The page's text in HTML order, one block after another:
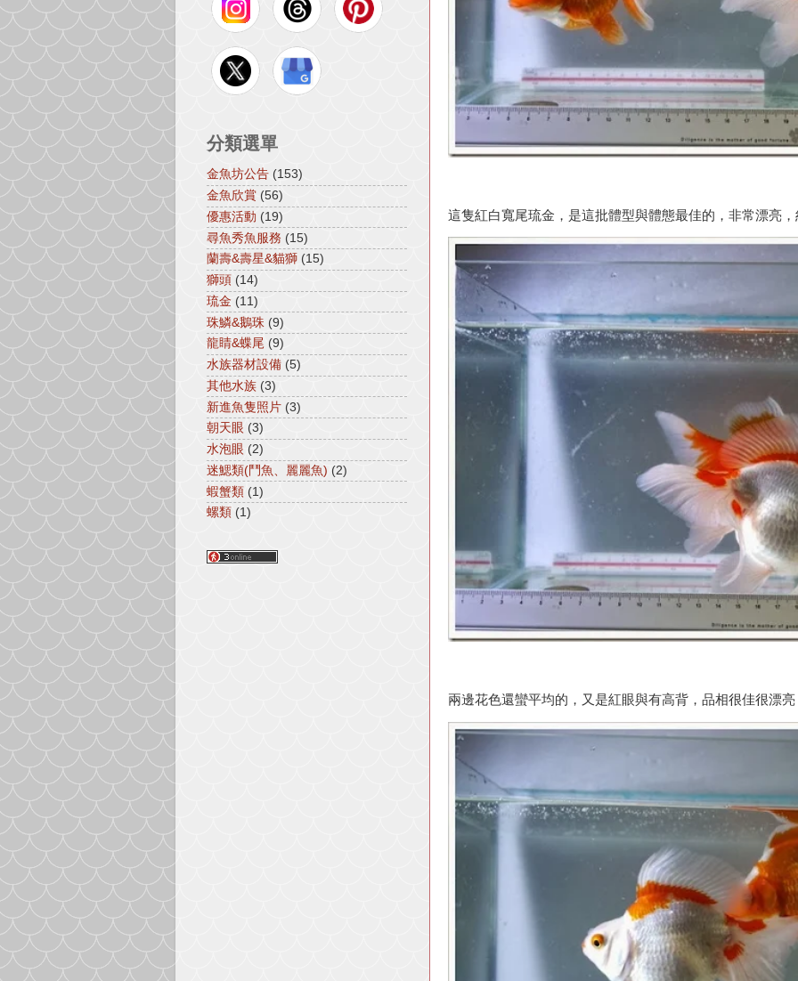
這隻紅白寬尾琉金，是這批體型與體態最佳的，非常漂亮
兩邊花色還蠻平均的，又是紅眼與有高背，品相很佳很漂亮
分類選單
金魚坊公告 (153)
金魚欣賞 (56)
優惠活動 (19)
尋魚秀魚服務 (15)
蘭壽&壽星&貓獅 (15)
獅頭 (14)
琉金 (11)
珠鱗&鵝珠 (9)
龍睛&蝶尾 (9)
水族器材設備 (5)
其他水族 (3)
新進魚隻照片 (3)
朝天眼 (3)
水泡眼 (2)
迷鰓類(鬥魚、麗麗魚) (2)
蝦蟹類 (1)
螺類 (1)